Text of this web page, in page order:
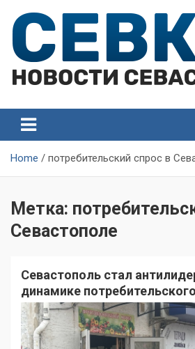
content
Севастополя
Севастополя
Home потребительский спрос в
Метка:
Севастополе
Севастополь стал
динамике